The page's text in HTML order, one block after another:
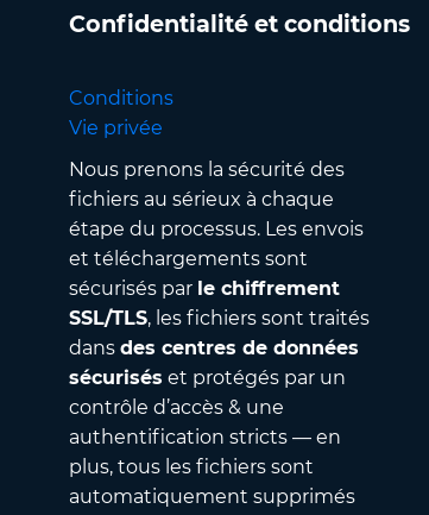
Confidentialité et conditions
Conditions
Vie privée
Nous prenons la sécurité des
fichiers au sérieux à chaque
étape du processus. Les envois
et téléchargements sont
sécurisés par le chiffrement
SSL/TLS, les fichiers sont traités
dans des centres de données
sécurisés et protégés par un
contrôle d’accès & une
authentification stricts — en
plus, tous les fichiers sont
automatiquement supprimés